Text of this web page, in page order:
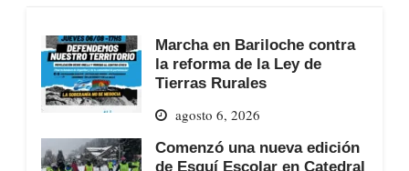
Marcha en Bariloche contra
la reforma de la Ley de
Tierras Rurales
agosto 6, 2026
Comenzó una nueva edición
de Esquí Escolar en Catedral